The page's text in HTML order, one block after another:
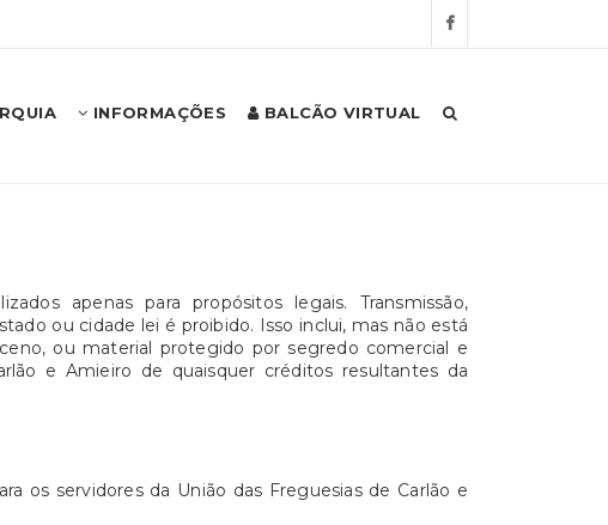
INFORMAÇÕES BALCÃO VIRTUAL
apenas para propósitos legais. Transmissão,
ou cidade lei é proibido. Isso inclui, mas não está
ou material protegido por segredo comercial e
e Amieiro de quaisquer créditos resultantes da
os servidores da União das Freguesias de Carlão e